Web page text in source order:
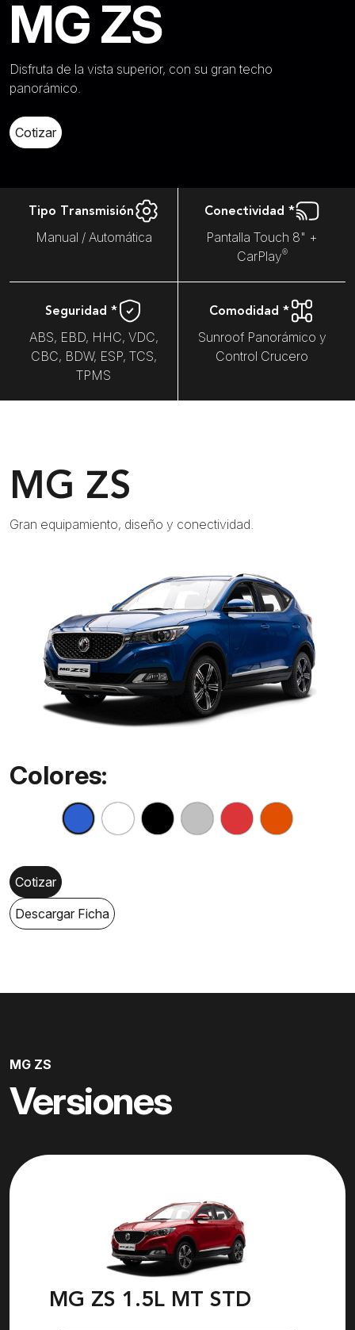
MG ZS
Disfruta de la vista superior, con su gran techo
panorámico.
Cotizar
Tipo Transmisión
Manual / Automática
Conectividad *
Pantalla Touch 8" +
CarPlay®
Seguridad *
ABS, EBD, HHC, VDC,
CBC, BDW, ESP, TCS,
TPMS
Comodidad *
Sunroof Panorámico y
Control Crucero
Colores:
Cotizar
Descargar Ficha
MG ZS
Gran equipamiento, diseño y conectividad.
MG ZS
Versiones
MG ZS 1.5L MT STD